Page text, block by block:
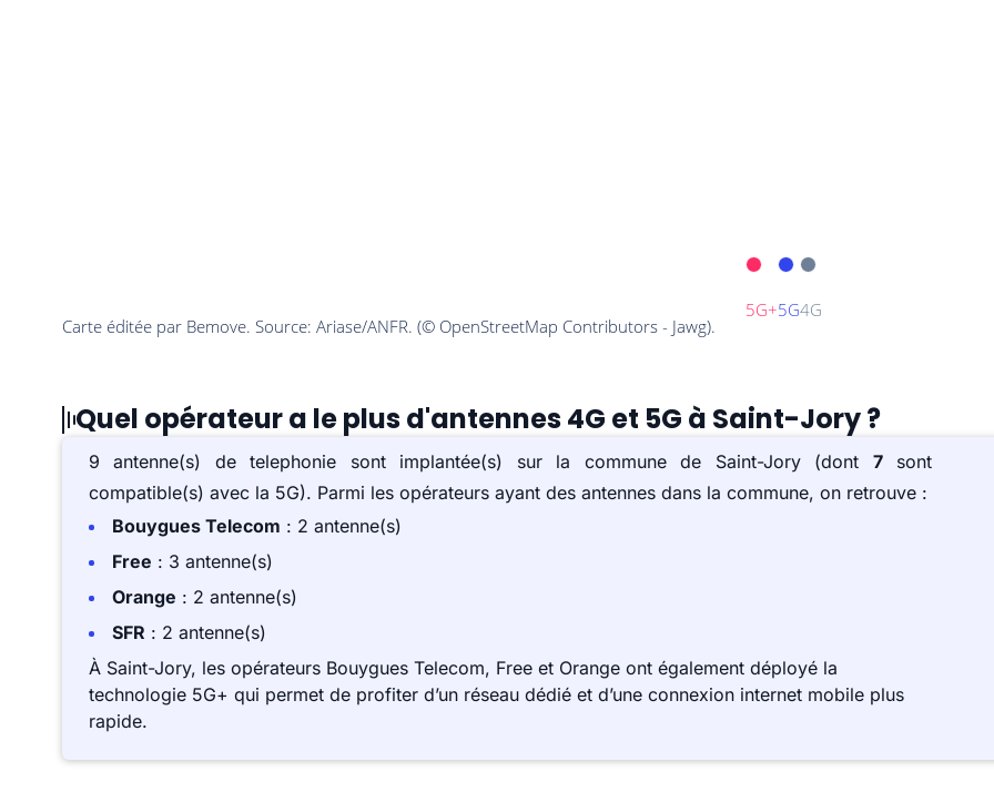
Quel opérateur a le plus d'antennes 4G et 5G à Saint-Jory ?
9 antenne(s) de telephonie sont implantée(s) sur la commune de Saint-Jory (dont 7sont
compatible(s) avec la 5G). Parmi les opérateurs ayant des antennes dans la commune, on retrouve :
Bouygues Telecom : 2 antenne(s)
Free : 3 antenne(s)
Orange : 2 antenne(s)
SFR : 2 antenne(s)
À Saint-Jory, les opérateurs Bouygues Telecom, Free et Orange ont également déployé la
technologie 5G+ qui permet de profiter d’un réseau dédié et d’une connexion internet mobile plus
rapide.